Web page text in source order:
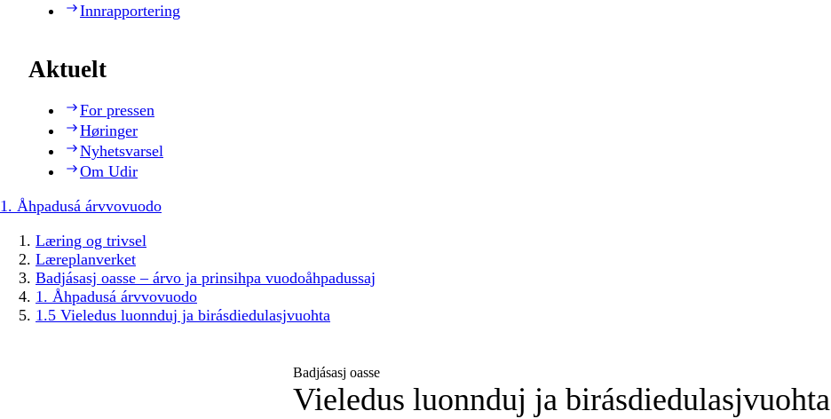
Innrapportering
Aktuelt
For pressen
Høringer
Nyhetsvarsel
Om Udir
1. Åhpadusá árvvovuodo
Læring og trivsel
Læreplanverket
Badjásasj oasse – árvo ja prinsihpa vuodoåhpadussaj
1. Åhpadusá árvvovuodo
1.5 Vieledus luonnduj ja birásdiedulasjvuohta
Badjásasj oasse
Vieledus luonnduj ja birásdiedulasjvuohta